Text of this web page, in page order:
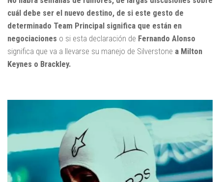
cuál debe ser el nuevo destino, de si este gesto de
determinado Team Principal significa que están en
negociaciones o si esta declaración de Fernando Alonso
significa que va a llevarse su manejo de Silverstone a Milton
Keynes o Brackley.